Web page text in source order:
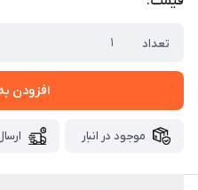
تعداد
افزودن
موجود در انبار